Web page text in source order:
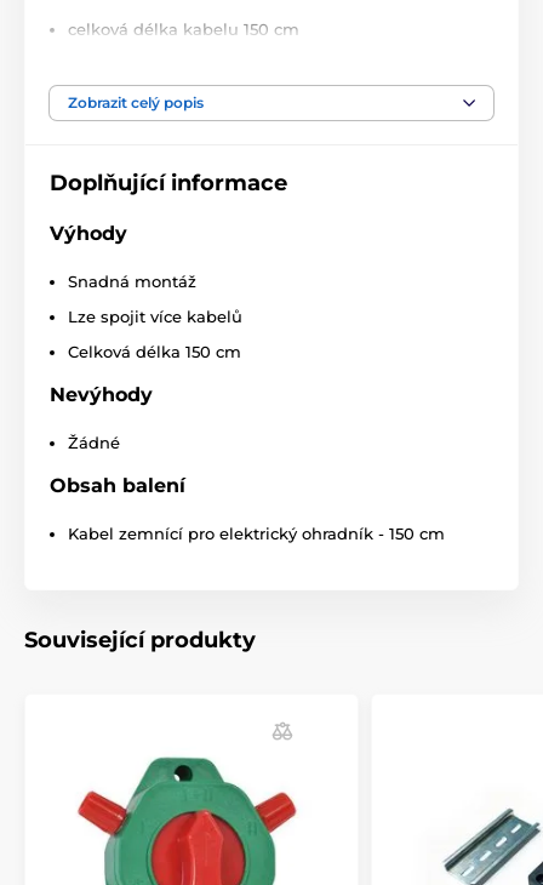
celková délka kabelu 150 cm
Technické specifikace se mohou změnit bez
Produkt je zařazen v kategoriích
Příslušenství elektrické ohradníky
Zemnící tyče
Zobrazit celý popis
Doplňující informace
Výhody
Snadná montáž
Lze spojit více kabelů
Celková délka 150 cm
Nevýhody
Žádné
Obsah balení
Kabel zemnící pro elektrický ohradník - 150 cm
Související produkty